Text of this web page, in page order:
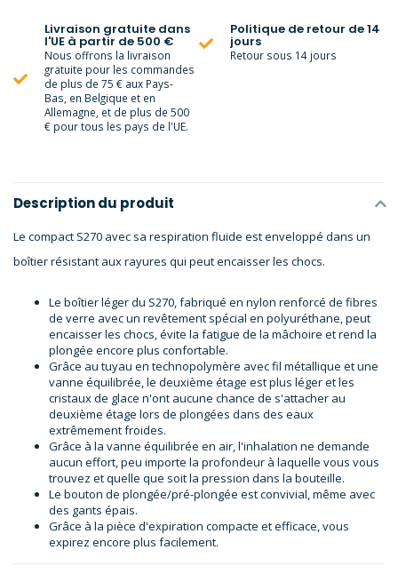
Livraison gratuite dans
l'UE à partir de 500 €
Nous offrons la livraison
gratuite pour les commandes
de plus de 75 € aux Pays-
Bas, en Belgique et en
Allemagne, et de plus de 500
€ pour tous les pays de l'UE.
Politique de retour de 14
jours
Retour sous 14 jours
Description du produit
Le compact S270 avec sa respiration fluide est enveloppé dans un
boîtier résistant aux rayures qui peut encaisser les chocs.
Le boîtier léger du S270, fabriqué en nylon renforcé de fibres
de verre avec un revêtement spécial en polyuréthane, peut
encaisser les chocs, évite la fatigue de la mâchoire et rend la
plongée encore plus confortable.
Grâce au tuyau en technopolymère avec fil métallique et une
vanne équilibrée, le deuxième étage est plus léger et les
cristaux de glace n'ont aucune chance de s'attacher au
deuxième étage lors de plongées dans des eaux
extrêmement froides.
Grâce à la vanne équilibrée en air, l'inhalation ne demande
aucun effort, peu importe la profondeur à laquelle vous vous
trouvez et quelle que soit la pression dans la bouteille.
Le bouton de plongée/pré-plongée est convivial, même avec
des gants épais.
Grâce à la pièce d'expiration compacte et efficace, vous
expirez encore plus facilement.